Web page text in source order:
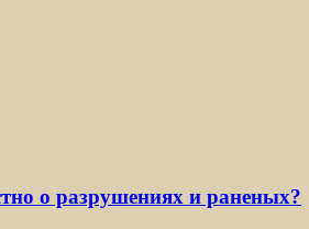
о разрушениях и раненых?